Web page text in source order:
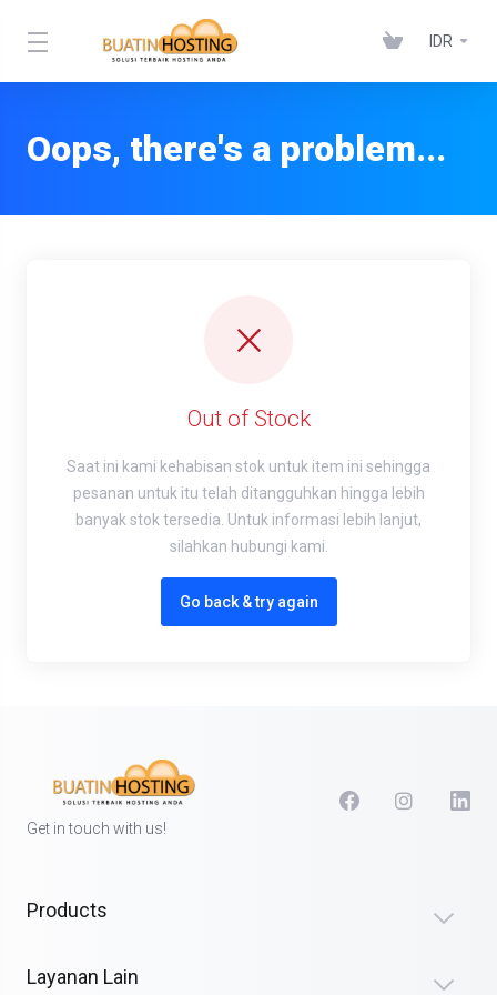
IDR
Oops, there's a problem...
Out of Stock
Saat ini kami kehabisan stok untuk item ini sehingga
pesanan untuk itu telah ditangguhkan hingga lebih
banyak stok tersedia. Untuk informasi lebih lanjut,
silahkan hubungi kami.
Go back & try again
Get in touch with us!
Products
Layanan Lain